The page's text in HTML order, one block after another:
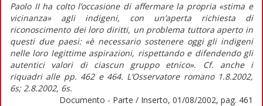
Paolo II ha colto l’occasione di affermare la propria «stima e
vicinanza» agli indigeni, con un’aperta richiesta di
riconoscimento dei loro diritti, un problema tuttora aperto in
questi due paesi: «è necessario sostenere oggi gli indigeni
nelle loro legittime aspirazioni, rispettando e difendendo gli
autentici valori di ciascun gruppo etnico». Cf. anche i
riquadri alle pp. 462 e 464. L’Osservatore romano 1.8.2002,
6s; 2.8.2002, 6s.
Documento - Parte / Inserto, 01/08/2002, pag. 461